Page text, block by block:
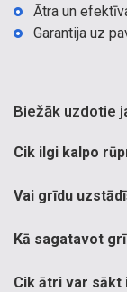
Ātra un
Garantija uz
Biežāk uzdotie
Cik ilgi kalpo
Vai grīdu
Kā sagatavot
Cik ātri var sākt